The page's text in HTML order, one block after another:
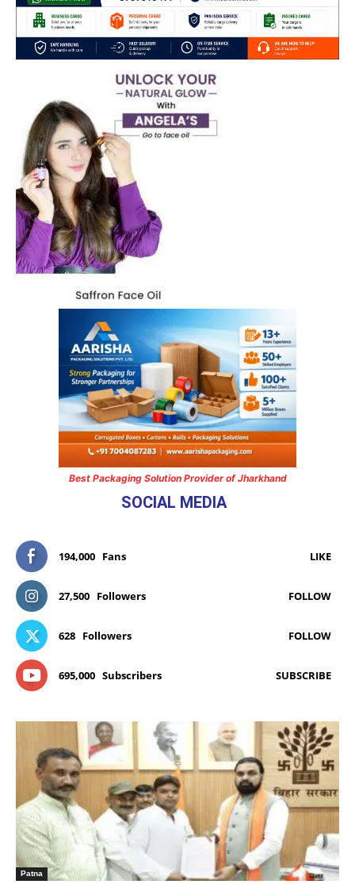
Best Packaging Solution Provider of Jharkhand
SOCIAL MEDIA
194,000 Fans LIKE
27,500 Followers FOLLOW
628 Followers FOLLOW
695,000 Subscribers SUBSCRIBE
Patna